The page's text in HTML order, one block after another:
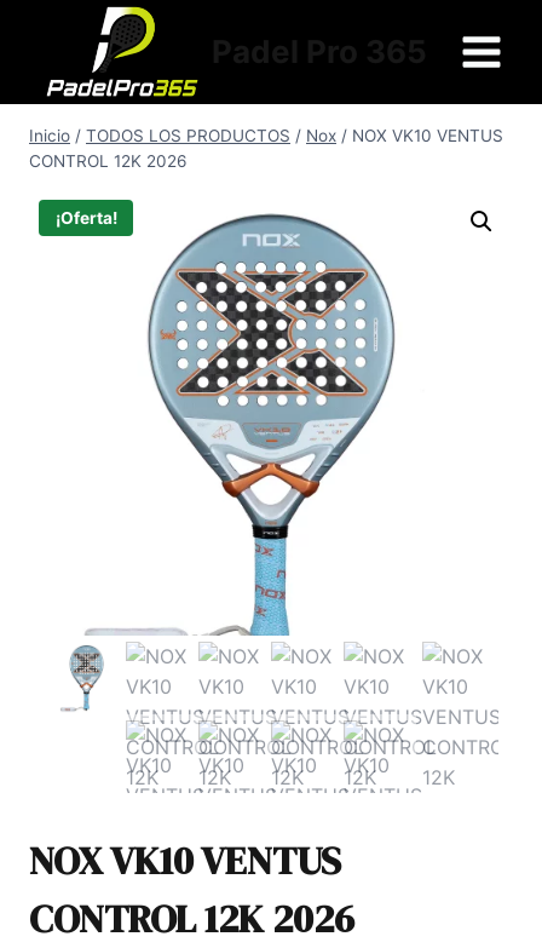
contenido
Inicio / TODOS LOS PRODUCTOS / Nox / NOX VK10 VENTUS
CONTROL 12K 2026
¡Oferta!
NOX VK10 VENTUS
CONTROL 12K 2026